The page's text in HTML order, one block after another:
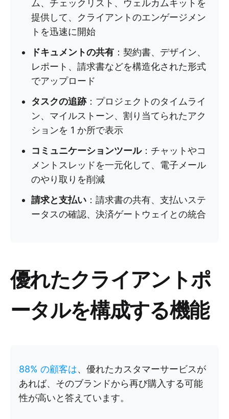
ム、チェックリスト、ウェルカムキットを
提供して、クライアントのエンゲージメン
トを迅速に開始
ドキュメントの共有 ：契約書、デザイン、
レポート、請求書などを構造化された形式
でアップロード
タスクの追跡：プロジェクトのタイムライ
ン、マイルストーン、割り当てられたアク
ションを 1 か所で表示
コミュニケーションツール：チャットやコ
メントスレッドを一元化して、電子メール
のやり取りを削減
請求と支払い ：請求書の共有、支払いステ
ータスの確認、決済ゲートウェイとの統合
優れたクライアントポ
ータルを構成する機能
88% の顧客は、優れたカスタマーサービスが
あれば、そのブランドから再び購入する可能
性が高いと答えています。